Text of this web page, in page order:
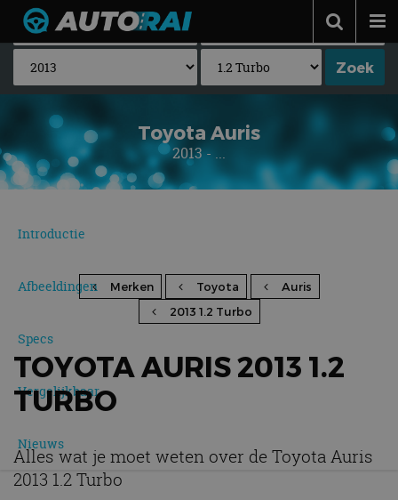
Autonieuws
Podcast
Autotests
Automerken
Adverteren
Contact
Toyota Auris
2013 - ...
Introductie
Afbeeldingen
Specs
Vergelijkbaar
Nieuws
Merken Toyota
Auris
2013 1.2 Turbo
TOYOTA AURIS 2013 1.2
TURBO
Alles wat je moet weten over de Toyota Auris
2013 1.2 Turbo